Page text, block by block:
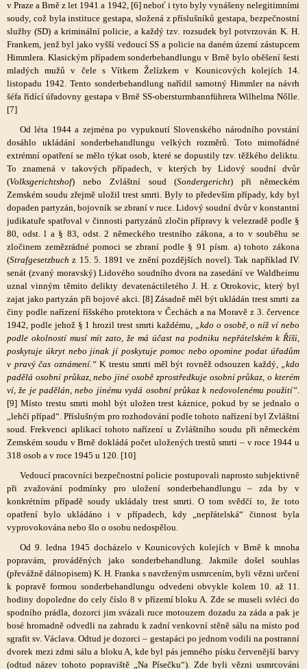
v Praze a Brně z let 1941 a 1942, [6] neboť i tyto byly vynášeny nelegitimními
soudy, což byla instituce gestapa, složená z příslušníků gestapa, bezpečnostní
služby (SD) a kriminální policie, a každý tzv. rozsudek byl potvrzován K. H.
Frankem, jenž byl jako vyšší vedoucí SS a policie na daném území zástupcem
Himmlera. Klasickým případem sonderbehandlungu v Brně bylo oběšení šesti
mladých mužů v čele s Vítkem Želízkem v Kounicových kolejích 14.
listopadu 1942. Tento sonderbehandlung nařídil samotný Himmler na návrh
šéfa řídící úřadovny gestapa v Brně SS-obersturmbannführera Wilhelma Nőlle.
[7]
Od léta 1944 a zejména po vypuknutí Slovenského národního povstání
dosáhlo ukládání sonderbehandlungu velkých rozměrů. Toto mimořádné
extrémní opatření se mělo týkat osob, které se dopustily tzv. těžkého deliktu.
To znamená v takových případech, v kterých by Lidový soudní dvůr
(Volksgerichtshof) nebo Zvláštní soud (Sondergericht) při německém
Zemském soudu zřejmě uložil trest smrti. Byly to především případy, kdy byl
dopaden partyzán, bojovník se zbraní v ruce. Lidový soudní dvůr v konstantní
judikatuře spatřoval v činnosti partyzánů zločin přípravy k velezradě podle §
80, odst. l a § 83, odst. 2 německého trestního zákona, a to v souběhu se
zločinem zemězrádné pomoci se zbraní podle § 91 písm. a) tohoto zákona
(Strafgesetzbuch z 15. 5. 1891 ve znění pozdějších novel). Tak například IV.
senát (zvaný moravský) Lidového soudního dvora na zasedání ve Waldheimu
uznal vinným těmito delikty devatenáctiletého J. H. z Otrokovic, který byl
zajat jako partyzán při bojové akci. [8] Zásadně měl být ukládán trest smrti za
činy podle nařízení říšského protektora v Čechách a na Moravě z 3. července
1942, podle jehož § 1 hrozil trest smrti každému, „kdo o osobě, o níž ví nebo
podle okolností musí mít zato, že má účast na podniku nepřátelském k Říši,
poskytuje úkryt nebo jinak jí poskytuje pomoc nebo opomine podat úřadům
v pravý čas oznámení.“K trestu smrti měl být rovněž odsouzen každý, „kdo
padělá osobní průkaz, nebo jiné osobě zprostředkuje osobní průkaz, o kterém
ví, že je padělán, nebo jinému vydá osobní průkaz k nedovolenému použití“.
[9] Místo trestu smrti mohl být uložen trest káznice, pokud by se jednalo o
„lehčí případ“. Příslušným pro rozhodování podle tohoto nařízení byl Zvláštní
soud. Frekvenci aplikací tohoto nařízení u Zvláštního soudu při německém
Zemském soudu v Brně dokládá počet uložených trestů smrti – v roce 1944 u
318 osob a v roce 1945 u 120. [10]
Vedoucí pracovníci bezpečnostní policie postupovali naprosto subjektivně
při zvažování podmínky pro uložení sonderbehandlungu – zda by v
konkrétním případě soudy ukládaly trest smrti. O tom svědčí to, že toto
opatření bylo ukládáno i v případech, kdy „nepřátelská“ činnost byla
vyprovokována nebo šlo o osobu nedospělou.
Od 9. ledna 1945 docházelo v Kounicových kolejích v Brně k mnoha
popravám, prováděných jako sonderbehandlung. Jakmile došel souhlas
(převážně dálnopisem) K. H. Franka s navrženým usmrcením, byli vězni určení
k popravě formou sonderbehandlungu odvedeni obvykle kolem 10. až 11.
hodiny dopoledne do cely číslo 8 v přízemí bloku A. Zde se museli svléci do
spodního prádla, dozorci jim svázali ruce motouzem dozadu za záda a pak je
bosé hromadně odvedli na zahradu k zadní venkovní stěně sálu na místo pod
sgrafit sv. Václava. Odtud je dozorci – gestapáci po jednom vodili na postranní
dvorek mezi zdmi sálu a bloku A, kde byl pás jemného písku červenější barvy
(odtud název tohoto popraviště „Na Písečku“). Zde byli vězni usmrcováni